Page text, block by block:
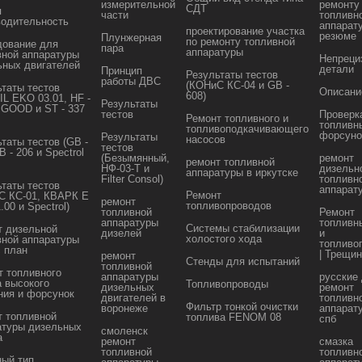
для
аппаратуры
двигателей
тестов
EKO 03.01, HF -
и ST - 337
тестов (GB -
- 206 и Spectrol
тестов
КС-01, КВАРК Е
и Spectrol)
дизельной
аппаратуры
план
топливного
высокого
и форсунок
топливной
дизельных
измерительной
части
Плунжерная
пара
Принцип
работы ДВС
Результаты
тестов
Результаты
тестов
(Безымянный,
НФ-03-Т и
Filter Consol)
ремонт
топливной
аппаратуры
дизелей
ремонт
топливной
аппаратуры
дизельных
двигателей в
воронеже
смоленск
ремонт
топливной
СДТ
проектирование участка
по ремонту топливной
аппаратуры
Результаты тестов
(КОНиС КС-04 и GB -
608)
Ремонт топливного и
топливоподкачивающего
насосов
ремонт топливной
аппаратуры в иркутске
Ремонт
топливопроводов
Системы стабилизации
холостого хода
Стенды для испытаний
Топливопроводы
Фильтр тонкой очистки
топлива FENOM 08
ремонту
резюме
детали
ремонт
Ремонт
и
|
русские
ремонт
спб
смазка